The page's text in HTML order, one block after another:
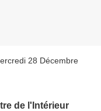
28 Décembre
de l'Intérieur